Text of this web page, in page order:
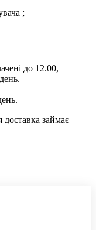
;
до 12.00,
займає